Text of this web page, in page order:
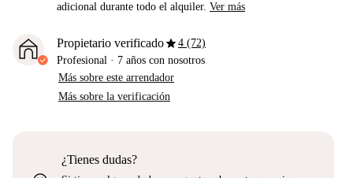
adicional durante todo el alquiler. Ver más
Propietario verificadostar4 (72)
Profesional · 7 años con nosotros
Más sobre este arrendador
Más sobre la verificación
¿Tienes dudas?